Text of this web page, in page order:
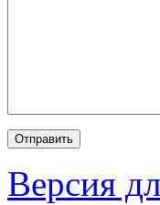
Версия